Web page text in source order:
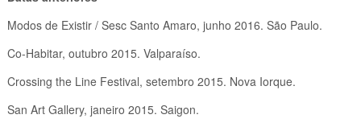
Modos de Existir / Sesc Santo Amaro, junho 2016. São Paulo.
Co-Habitar, outubro 2015. Valparaíso.
Crossing the Line Festival, setembro 2015. Nova Iorque.
San Art Gallery, janeiro 2015. Saigon.